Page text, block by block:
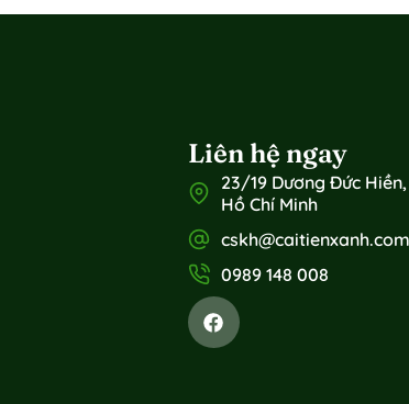
Liên hệ ngay
23/19 Dương Đức
Hồ Chí Minh
cskh@caitienxanh.com
0989 148 008